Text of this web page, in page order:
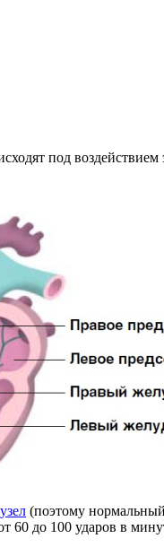
под
(поэтому
60 до 100 ударов в